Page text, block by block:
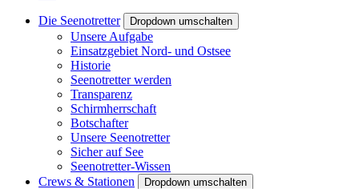
Die Seenotretter Dropdown umschalten
Unsere Aufgabe
Einsatzgebiet Nord- und Ostsee
Historie
Seenotretter werden
Transparenz
Schirmherrschaft
Botschafter
Unsere Seenotretter
Sicher auf See
Seenotretter-Wissen
Crews & Stationen
Dropdown umschalten